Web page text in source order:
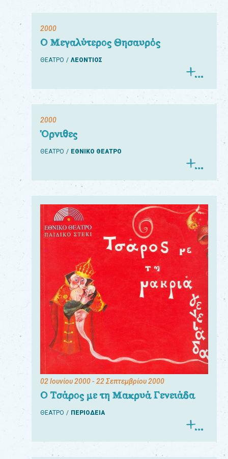
2000
Ο Μεγαλύτερος Θησαυρός
ΘΕΑΤΡΟ ΛΕΟΝΤΙΟΣ
2000
Όρνιθες
ΘΕΑΤΡΟ ΕΘΝΙΚΟ ΘΕΑΤΡΟ
02 Ιουνίου 2000- 22 Σεπτεμβρίου 2000
Ο Τσάρος με τη Μακρυά Γενειάδα
ΘΕΑΤΡΟ ΠΕΡΙΟΔΕΙΑ